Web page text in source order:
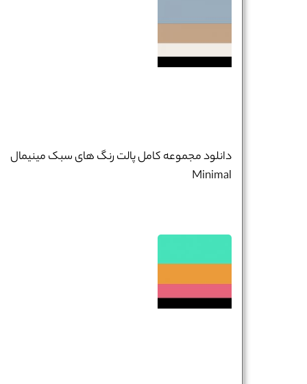
دانلود مجموعه کامل پالت رنگ‌ های سبک مینیمال
Minimal